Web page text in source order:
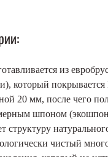
из
который
20 мм, после чего
шпоном
структуру
чистый